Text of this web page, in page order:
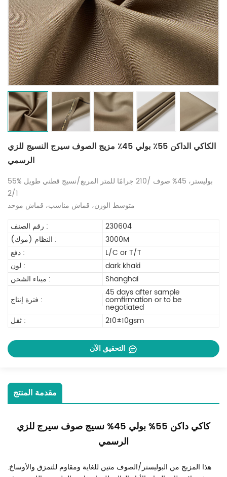
الكاكي الداكن 55٪ بولي 45٪ مزيج الصوف سيرج النسيج للزي
الرسمي
55% بوليستر، 45% صوف /210 جرامًا للمتر المربع/نسيج قطني طويل
2/1
متوسط الوزن، قماش مناسب، قماش موحد
رقم الصنف :
230604
النظام (موك) :
3000M
دفع :
L/C or T/T
لون :
dark khaki
ميناء الشحن :
Shanghai
فترة إنتاج :
45 days after sample
comfirmation or to be
negotiated
ثقل :
210±10gsm
التحقيق الآن
مقدمة المنتج
كاكي داكن 55% بولي 45% نسيج صوف سيرج للزي
الرسمي
هذا المزيج من البوليستر/الصوف متين للغاية ومقاوم للتمزق والأوساخ.